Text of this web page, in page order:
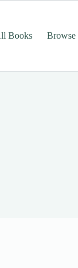
Books Browse